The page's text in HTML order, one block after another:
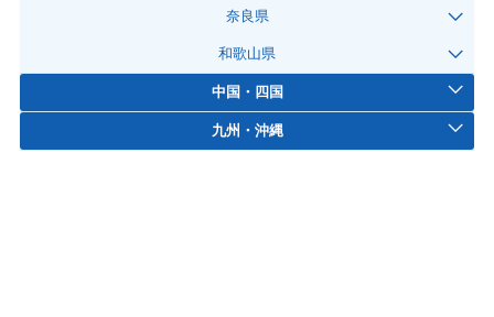
奈良県
和歌山県
中国・四国
九州・沖縄